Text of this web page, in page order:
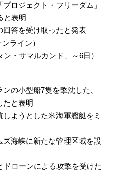
ロジェクト・フリーダム」
と表明
回答を受け取ったと発表
ライン）
・サマルカンド、～6日）
の小型船7隻を撃沈した、
たと表明
ようとした米海軍艦艇をミ
ズ海峡に新たな管理区域を設
ドローンによる攻撃を受けた